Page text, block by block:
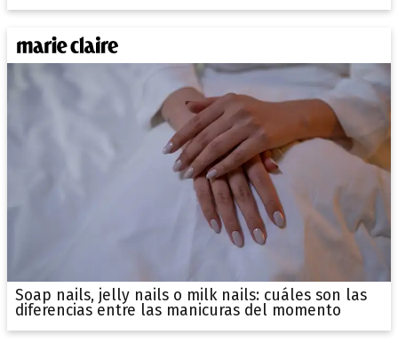
Soap nails, jelly nails o milk nails: cuáles son las
diferencias entre las manicuras del momento